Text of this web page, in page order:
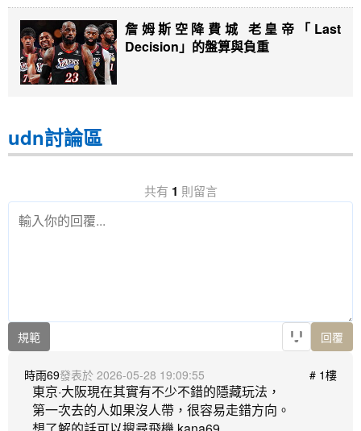
詹姆斯空降費城 老皇帝「Last
Decision」的盤算與負重
udn討論區
共有 1 則留言
規範 回覆
時雨69 2026-05-28 19:09:55 # 1樓
東京·大阪現在其實有不少不錯的隱藏玩法，
第一次去的人如果沒人帶，很容易走錯方向。